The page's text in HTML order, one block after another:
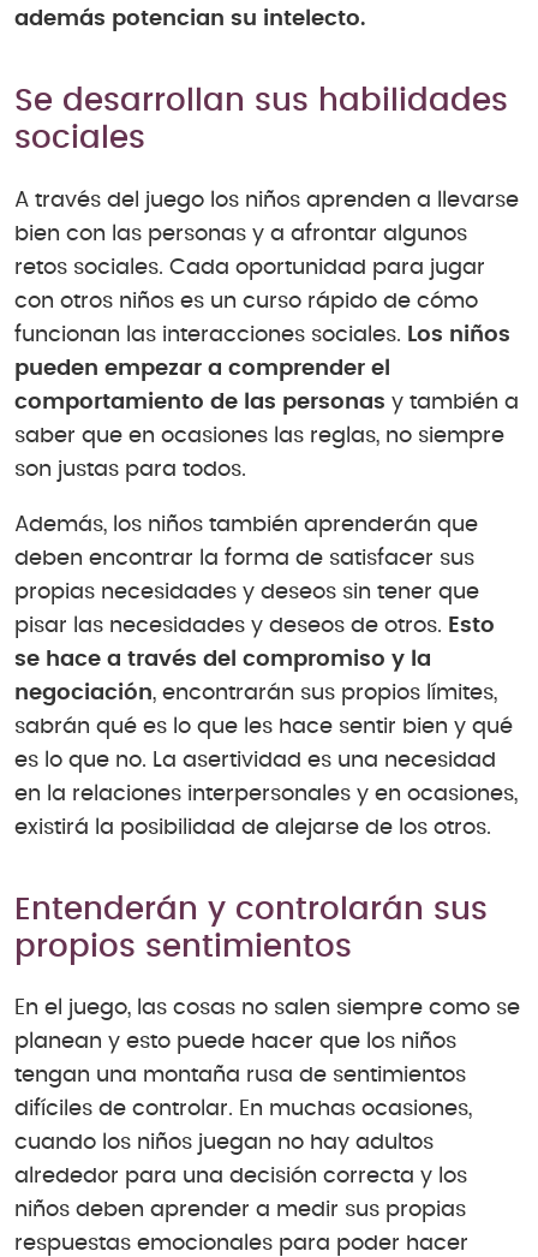
además potencian su intelecto.
Se desarrollan sus habilidades
sociales
A través del juego los niños aprenden a llevarse
bien con las personas y a afrontar algunos
retos sociales. Cada oportunidad para jugar
con otros niños es un curso rápido de cómo
funcionan las interacciones sociales. Los niños
pueden empezar a comprender el
comportamiento de las personas y también a
saber que en ocasiones las reglas, no siempre
son justas para todos.
Además, los niños también aprenderán que
deben encontrar la forma de satisfacer sus
propias necesidades y deseos sin tener que
pisar las necesidades y deseos de otros. Esto
se hace a través del compromiso y la
negociación, encontrarán sus propios límites,
sabrán qué es lo que les hace sentir bien y qué
es lo que no. La asertividad es una necesidad
en la relaciones interpersonales y en ocasiones,
existirá la posibilidad de alejarse de los otros.
Entenderán y controlarán sus
propios sentimientos
En el juego, las cosas no salen siempre como se
planean y esto puede hacer que los niños
tengan una montaña rusa de sentimientos
difíciles de controlar. En muchas ocasiones,
cuando los niños juegan no hay adultos
alrededor para una decisión correcta y los
niños deben aprender a medir sus propias
respuestas emocionales para poder hacer